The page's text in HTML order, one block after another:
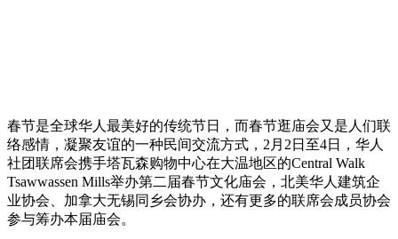
春节是全球华人最美好的传统节日，而春节逛庙会又是人们联
络感情，凝聚友谊的一种民间交流方式，2月2日至4日，华人
社团联席会携手塔瓦森购物中心在大温地区的Central Walk
Tsawwassen Mills举办第二届春节文化庙会，北美华人建筑企
业协会、加拿大无锡同乡会协办，还有更多的联席会成员协会
参与筹办本届庙会。